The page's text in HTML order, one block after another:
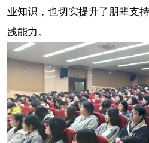
业知识，也切实提升了朋辈支
践能力。